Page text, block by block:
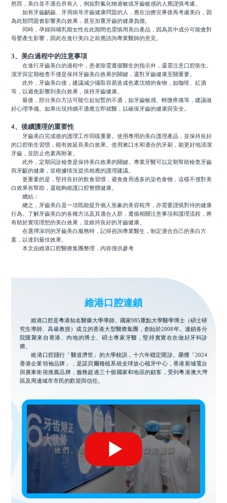
然而，美白並不適合所有人，例如對氟化物過敏或牙齒敏感的人應謹慎考慮。
如有牙齒齲齒、牙周病等牙齒健康問題的人，應在治療完畢後再考慮美白，因
為此類問題會影響美白效果，甚至加重牙齒的健康負擔。
同時，孕婦與哺乳期女性在此期間也需慎用美白產品，因為其中成分可能會對
母嬰產生影響，因此在進行美白之前應諮詢專業醫師的意見。
3、美白過程中的注意事項
在進行牙齒美白的過程中，患者除需遵循醫生的指示外，還需注意口腔衛生。
潔牙與定期檢查不僅是保持牙齒美白效果的關鍵，還對牙齒健康至關重要。
此外，牙齒美白後，建議減少攝取容易造成色素沈積的食物，如咖啡、紅酒
等，以避免影響到美白效果，保持牙齒健康。
最後，部分美白方法可能引起短暫的不適，如牙齒敏感、輕微疼痛等，建議做
好心理準備。如果出現持續不適應立即就醫，以確保牙齒的健康與安全。
4、後續護理的重要性
牙齒美白完成後的護理工作同樣重要。使用專用的美白護理產品，並保持良好
的口腔衛生習慣，能有效延長美白效果。使用漱口水和適合的牙刷，能更好地清潔
牙齒，並防止色素再附著。
此外，定期回診檢查是保持美白效果的關鍵。專業牙醫可以定期幫助檢查牙齒
與牙齦的健康，並根據情況提供相應的護理建議。
更重要的是，堅持良好的飲食習慣，避免食用過多的染色食物，這樣不僅對美
白效果有幫助，還能夠維護口腔整體健康。
總結：
總之，牙齒美白是一項既能提升個人形象的美容程序，亦需要謹慎對待的健康
行為。了解牙齒美白的各種方法及其適合人群，遵循相關注意事項和護理流程，將
有助於實現理想的美白效果，並維持良好的牙齒健康。
在選擇深圳的牙齒美白服務時，記得咨詢專業醫生，制定適合自己的美白方
案，以達到最佳效果。
本文由維港口腔醫療集團整理，內容僅供參考
維港口腔連鎖
維港口腔是粵港知名醫藥大學導師、國家985重點大學醫學博士（碩士研
究生導師、高級教授）成立的香港大型醫療集團，創始於2008年。連鎖各分
院匯聚來自香港、內地的博士、碩士專家牙醫，堅持實實在在做好牙科診
療。
維港口腔踐行「醫道濟世」的大學校訓，十六年穩定開診。榮獲「2024
香港企業領袖品牌」，是諾貝爾種植系統全球放心植牙中心，香港新城電台
與廣東衛視推薦品牌，服務超過三十個國家和地區的顧客，受到粵港澳大灣
區及周邊城市市民的歡迎與信任。